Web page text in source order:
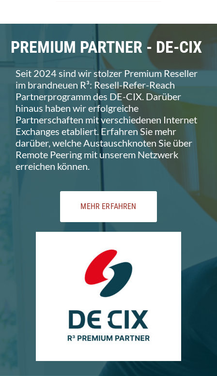
PREMIUM PARTNER - DE-CIX
Seit 2024 sind wir stolzer Premium Reseller
im brandneuen R³: Resell-Refer-Reach
Partnerprogramm des DE-CIX. Darüber
hinaus haben wir erfolgreiche
Partnerschaften mit verschiedenen Internet
Exchanges etabliert. Erfahren Sie mehr
darüber, welche Austauschknoten Sie über
Remote Peering mit unserem Netzwerk
erreichen können.
MEHR ERFAHREN